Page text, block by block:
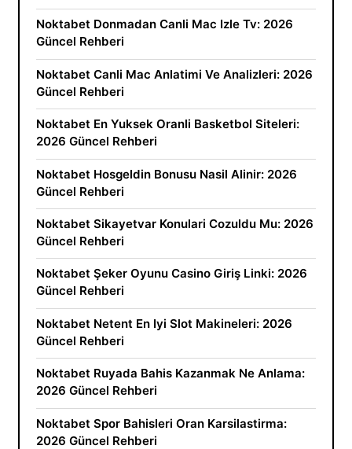
Noktabet Donmadan Canli Mac Izle Tv: 2026
Güncel Rehberi
Noktabet Canli Mac Anlatimi Ve Analizleri: 2026
Güncel Rehberi
Noktabet En Yuksek Oranli Basketbol Siteleri:
2026 Güncel Rehberi
Noktabet Hosgeldin Bonusu Nasil Alinir: 2026
Güncel Rehberi
Noktabet Sikayetvar Konulari Cozuldu Mu: 2026
Güncel Rehberi
Noktabet Şeker Oyunu Casino Giriş Linki: 2026
Güncel Rehberi
Noktabet Netent En Iyi Slot Makineleri: 2026
Güncel Rehberi
Noktabet Ruyada Bahis Kazanmak Ne Anlama:
2026 Güncel Rehberi
Noktabet Spor Bahisleri Oran Karsilastirma:
2026 Güncel Rehberi